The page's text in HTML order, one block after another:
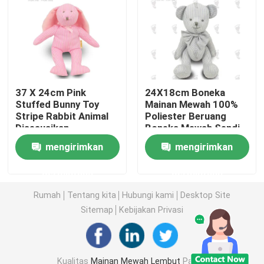
Boneka Mainan Mewah
Mainan Mewah Kartun
Mainan Boneka Maskot
Boneka Binatang yang Menenangkan
Set Tempat Tidur Bayi
302 setTimeout("javascript:location.href='https://
37 X 24cm Pink
Stuffed Bunny Toy
Stripe Rabbit Animal
Disesuaikan
mengirimkan
24X18cm Boneka
Mainan Mewah 100%
Poliester Beruang
Boneka Mewah Sendi
Beruang Bayi
mengirimkan
Rumah Tentang kita Hubungi kami
Desktop Site
Sitemap
Kebijakan Privasi
Kualitas Mainan Mewah Lembut Pabrik